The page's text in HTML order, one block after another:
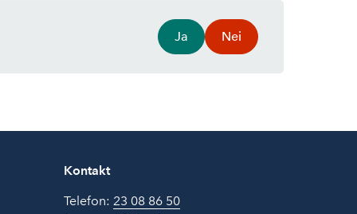
Ja Nei
Kontakt
Telefon: 23 08 86 50